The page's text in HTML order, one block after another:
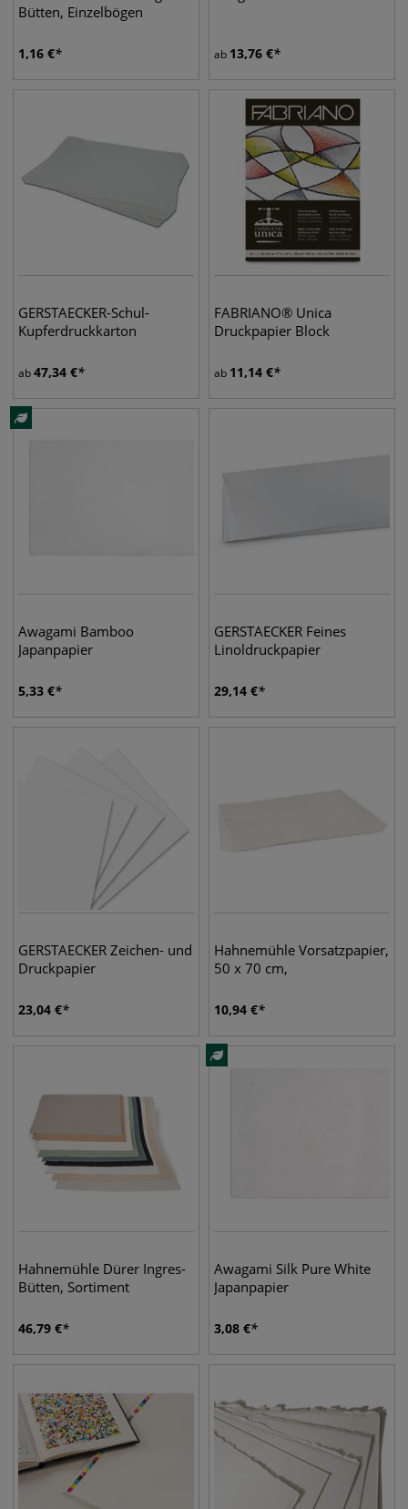
Bütten, Einzelbögen
1,16 € ab 13,76 €
GERSTAECKER-Schul-
Kupferdruckkarton
ab47,34 €
FABRIANO® Unica
Druckpapier Block
ab 11,14 €
Awagami Bamboo
Japanpapier
5,33 €
GERSTAECKER Feines
Linoldruckpapier
29,14 €
GERSTAECKER Zeichen- und
Druckpapier
23,04 €
Hahnemühle Vorsatzpapier,
50 x 70 cm,
10,94 €
Hahnemühle Dürer Ingres-
Bütten, Sortiment
46,79 €
Awagami Silk Pure White
Japanpapier
3,08 €